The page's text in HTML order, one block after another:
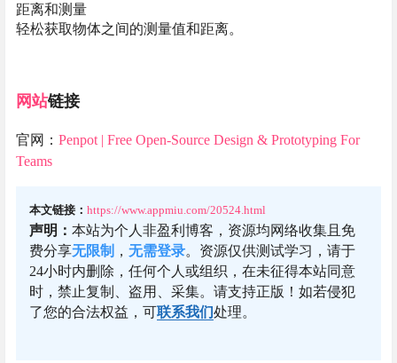
距离和测量
轻松获取物体之间的测量值和距离。
网站链接
官网： Penpot | Free Open-Source Design & Prototyping For
Teams
本文链接： https://www.appmiu.com/20524.html
声明： 本站为个人非盈利博客，资源均网络收集且免
费分享无限制 ， 无需登录。资源仅供测试学习，请于
24小时内删除，任何个人或组织，在未征得本站同意
时，禁止复制、盗用、采集。请支持正版！如若侵犯
了您的合法权益，可联系我们处理。